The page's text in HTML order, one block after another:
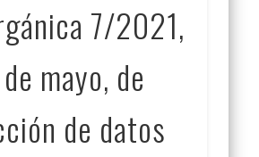
7/2021,
mayo, de
de datos